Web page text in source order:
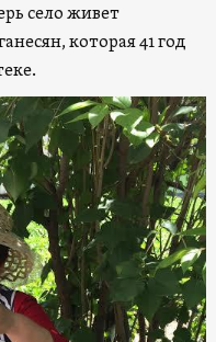
село живет
которая 41 год